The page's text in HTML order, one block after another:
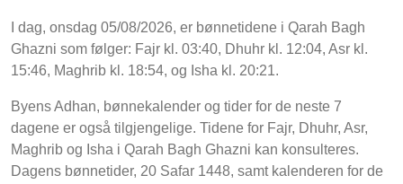
I dag, onsdag 05/08/2026, er bønnetidene i Qarah Bagh
Ghazni som følger: Fajr kl. 03:40, Dhuhr kl. 12:04, Asr kl.
15:46, Maghrib kl. 18:54, og Isha kl. 20:21.
Byens Adhan, bønnekalender og tider for de neste 7
dagene er også tilgjengelige. Tidene for Fajr, Dhuhr, Asr,
Maghrib og Isha i Qarah Bagh Ghazni kan konsulteres.
Dagens bønnetider, 20 Safar 1448, samt kalenderen for de